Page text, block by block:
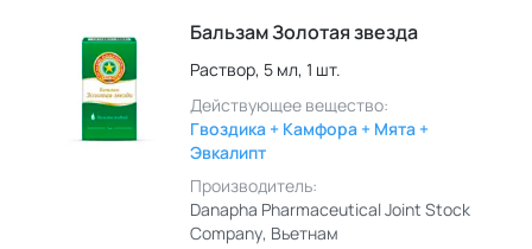
Бальзам Золотая звезда
Раствор, 5 мл, 1 шт.
Действующее вещество:
Гвоздика + Камфора + Мята +
Эвкалипт
Производитель:
Danapha Pharmaceutical Joint Stock
Company, Вьетнам